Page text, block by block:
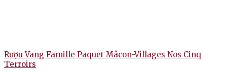
Rượu Vang Famille Paquet Mâcon-Villages Nos Cinq
Terroirs